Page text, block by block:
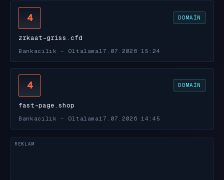
4 DOMAIN
zrkaat-griss.cfd
Bankacılık - Oltalama 17.07.2026 15:24
4 DOMAIN
fast-page.shop
Bankacılık - Oltalama 17.07.2026 14:45